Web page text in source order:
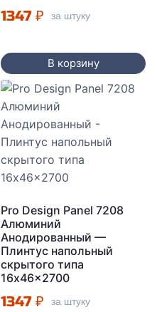
1347 ₽ за штуку
В корзину
Pro Design Panel 7208
Алюминий
Анодированный —
Плинтус напольный
скрытого типа
16x46x2700
1347 ₽ за штуку